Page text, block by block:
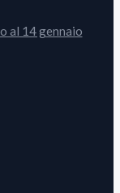
al 14 gennaio